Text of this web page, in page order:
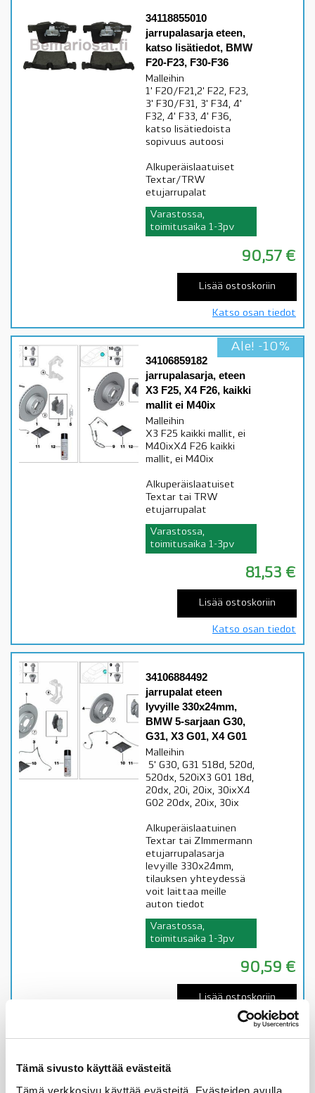
Tämä sivusto käyttää evästeitä
Tämä verkkosivu käyttää evästeitä. Evästeiden avulla
34118855010
jarrupalasarja eteen,
katso lisätiedot, BMW
F20-F23, F30-F36
Malleihin
1' F20/F21,2' F22, F23,
3' F30/F31, 3' F34, 4'
F32, 4' F33, 4' F36,
katso lisätiedoista
sopivuus autoosi
Alkuperäislaatuiset
Textar/TRW
etujarrupalat
Varastossa,
toimitusaika 1-3pv
90,57 €
Lisää ostoskoriin
Katso osan tiedot
Ale! -10%
34106859182
jarrupalasarja, eteen
X3 F25, X4 F26, kaikki
mallit ei M40ix
Malleihin
X3 F25 kaikki mallit, ei
M40ixX4 F26 kaikki
mallit, ei M40ix
Alkuperäislaatuiset
Textar tai TRW
etujarrupalat
Varastossa,
toimitusaika 1-3pv
81,53 €
Lisää ostoskoriin
Katso osan tiedot
34106884492
jarrupalat eteen
lyvyille 330x24mm,
BMW 5-sarjaan G30,
G31, X3 G01, X4 G01
Malleihin
5' G30, G31 518d, 520d,
520dx, 520iX3 G01 18d,
20dx, 20i, 20ix, 30ixX4
G02 20dx, 20ix, 30ix
Alkuperäislaatuinen
Textar tai ZImmermann
etujarrupalasarja
levyille 330x24mm,
tilauksen yhteydessä
voit laittaa meille
auton tiedot
Varastossa,
toimitusaika 1-3pv
90,59 €
Lisää ostoskoriin
Katso osan tiedot
34106884243 BMW
jarrupalasarja, eteen,